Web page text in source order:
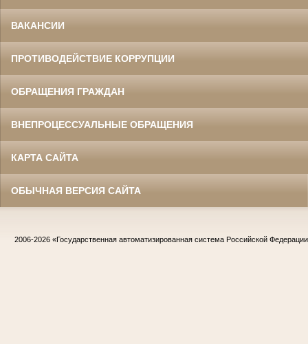
ВАКАНСИИ
ПРОТИВОДЕЙСТВИЕ КОРРУПЦИИ
ОБРАЩЕНИЯ ГРАЖДАН
ВНЕПРОЦЕССУАЛЬНЫЕ ОБРАЩЕНИЯ
КАРТА САЙТА
ОБЫЧНАЯ ВЕРСИЯ САЙТА
2006-2026 «Государственная автоматизированная система Российской